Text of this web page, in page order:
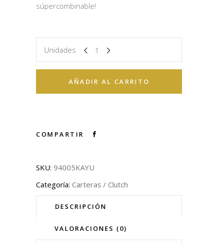
súpercombinable!
Unidades
AÑADIR AL CARRITO
COMPARTIR
SKU: 94005KAYU
Categoría: Carteras / Clutch
DESCRIPCIÓN
VALORACIONES (0)